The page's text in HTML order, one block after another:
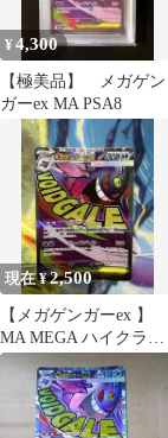
¥4,300
【極美品】 メガゲン
ガーex MA PSA8
現在 ¥2,500
【メガゲンガーex 】
MA MEGA ハイクラス
パック MEGAドリーム